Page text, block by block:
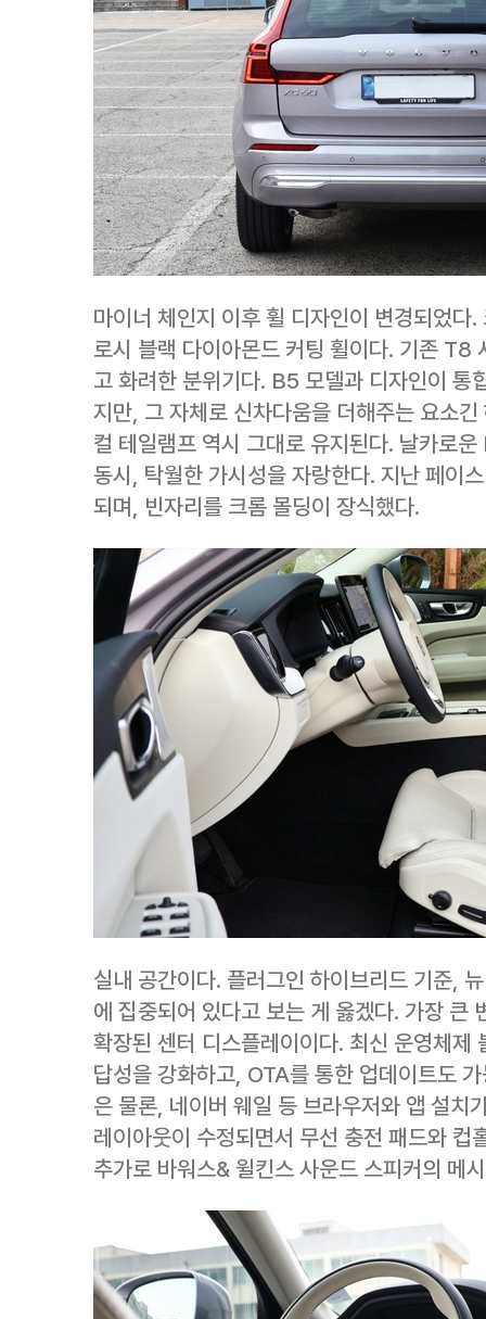
마이너 체인지 이후 휠 디자인이 변경되었
로시 블랙 다이아몬드 커팅 휠이다. 기존 T8
고 화려한 분위기다. B5 모델과 디자인이 통
지만, 그 자체로 신차다움을 더해주는 요소
컬 테일램프 역시 그대로 유지된다. 날카로
동시, 탁월한 가시성을 자랑한다. 지난 페이
되며, 빈자리를 크롬 몰딩이 장식했다.
실내 공간이다. 플러그인 하이브리드 기준,
에 집중되어 있다고 보는 게 옳겠다. 가장 큰
확장된 센터 디스플레이이다. 최신 운영체
답성을 강화하고, OTA를 통한 업데이트도
은 물론, 네이버 웨일 등 브라우저와 앱 설치
레이아웃이 수정되면서 무선 충전 패드와 컵
추가로 바워스& 윌킨스 사운드 스피커의 메